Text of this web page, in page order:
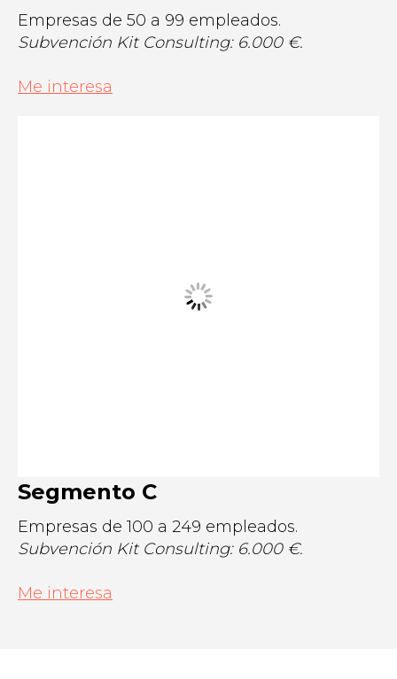
Empresas de 50 a 99 empleados.
Subvención Kit Consulting: 6.000 €.
Me interesa
Segmento C
Empresas de 100 a 249 empleados.
Subvención Kit Consulting: 6.000 €.
Me interesa